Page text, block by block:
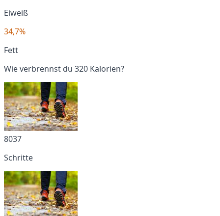
Eiweiß
34,7%
Fett
Wie verbrennst du 320 Kalorien?
8037
Schritte